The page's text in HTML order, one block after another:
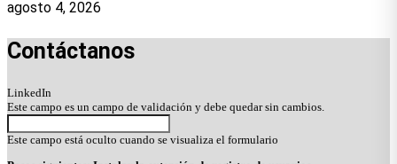
agosto 4, 2026
Contáctanos
LinkedIn
Este campo es un campo de validación y debe quedar sin cambios.
Este campo está oculto cuando se visualiza el formulario